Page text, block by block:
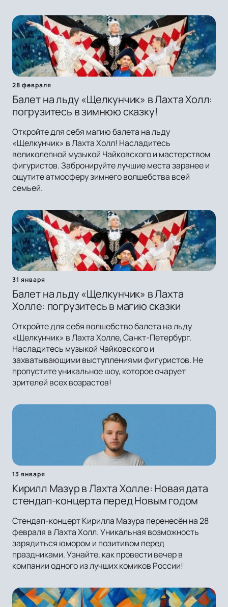
28 февраля
Балет на льду «Щелкунчик» в Лахта Холл:
погрузитесь в зимнюю сказку!
Откройте для себя магию балета на льду
«Щелкунчик» в Лахта Холл! Насладитесь
великолепной музыкой Чайковского и мастерством
фигуристов. Забронируйте лучшие места заранее и
ощутите атмосферу зимнего волшебства всей
семьей.
31 января
Балет на льду «Щелкунчик» в Лахта
Холле: погрузитесь в магию сказки
Откройте для себя волшебство балета на льду
«Щелкунчик» в Лахта Холле, Санкт-Петербург.
Насладитесь музыкой Чайковского и
захватывающими выступлениями фигуристов. Не
пропустите уникальное шоу, которое очарует
зрителей всех возрастов!
13 января
Кирилл Мазур в Лахта Холле: Новая дата
стендап-концерта перед Новым годом
Стендап-концерт Кирилла Мазура перенесён на 28
февраля в Лахта Холл. Уникальная возможность
зарядиться юмором и позитивом перед
праздниками. Узнайте, как провести вечер в
компании одного из лучших комиков России!